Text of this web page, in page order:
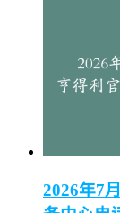
2026年7